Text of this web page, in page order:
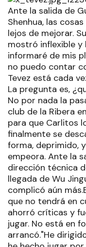
Ante la salida de
Shenhua, las
lejos de mejorar.
mostró inflexible y
informaré de mis
no puedo contar
Tevez está cada
La pregunta es,
No por nada la
club de la Ribera
para que Carlitos
finalmente se
forma, deprimido,
empeora. Ante la
dirección técnica
llegada de Wu
complicó aún
que no tendrá en
ahorró críticas y
jugar. No está en
arrancó."He